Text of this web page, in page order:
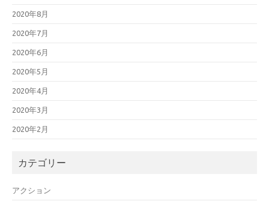
2020年8月
2020年7月
2020年6月
2020年5月
2020年4月
2020年3月
2020年2月
カテゴリー
アクション